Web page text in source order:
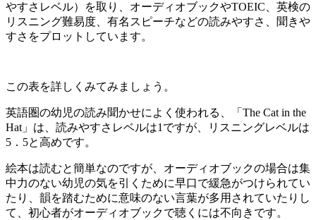
やすさレベル）を取り、オーディオブックやTOEIC、英検の
リスニング難易度、有名スピーチなどの読みやすさ、聞きや
すさをプロットしています。
この表を詳しくみてみましょう。
英語圏の幼児の読み聞かせによく使われる、「The Cat in the
Hat」は、読みやすさレベルは1ですが、リスニングレベルは
5．5と高めです。
絵本は読むと簡単なのですが、オーディオブックの場合は集
中力のない幼児の気を引くために早口で緩急がつけられてい
たり、韻を踏むために意味のない言葉が多用されていたりし
て、初心者がオーディオブックで聴くには不向きです。